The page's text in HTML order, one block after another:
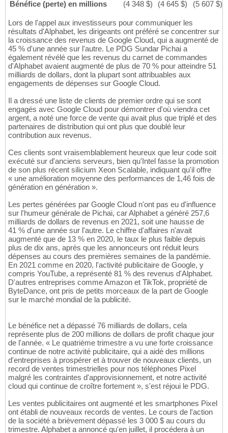
Bénéfice (perte) en millions
(4 348 $) (4 645 $) (5 607 $)
Lors de l'appel aux investisseurs pour communiquer les
résultats d'Alphabet, les dirigeants ont préféré se concentrer sur
la croissance des revenus de Google Cloud, qui a augmenté de
45 % d'une année sur l'autre. Le PDG Sundar Pichai a
également révélé que les revenus du carnet de commandes
d'Alphabet avaient augmenté de plus de 70 % pour atteindre 51
milliards de dollars, dont la plupart sont attribuables aux
engagements de dépenses sur Google Cloud.
Il a dressé une liste de clients de premier ordre qui se sont
engagés avec Google Cloud pour démontrer d'où viendra cet
argent, a noté une force de vente qui avait plus que triplé et des
partenaires de distribution qui ont plus que doublé leur
contribution aux revenus.
Ces clients sont vraisemblablement heureux que leur code soit
exécuté sur d'anciens serveurs, bien qu'Intel fasse la promotion
de son plus récent silicium Xeon Scalable, indiquant qu'il offre
« une amélioration moyenne des performances de 1,46 fois de
génération en génération ».
Les pertes générées par Google Cloud n'ont pas eu d'influence
sur l'humeur générale de Pichai, car Alphabet a généré 257,6
milliards de dollars de revenus en 2021, soit une hausse de
41 % d'une année sur l'autre. Le chiffre d'affaires n'avait
augmenté que de 13 % en 2020, le taux le plus faible depuis
plus de dix ans, après que les annonceurs ont réduit leurs
dépenses au cours des premières semaines de la pandémie.
En 2021 comme en 2020, l'activité publicitaire de Google, y
compris YouTube, a représenté 81 % des revenus d'Alphabet.
D'autres entreprises comme Amazon et TikTok, propriété de
ByteDance, ont pris de petits morceaux de la part de Google
sur le marché mondial de la publicité.
Le bénéfice net a dépassé 76 milliards de dollars, cela
représente plus de 200 millions de dollars de profit chaque jour
de l'année. « Le quatrième trimestre a vu une forte croissance
continue de notre activité publicitaire, qui a aidé des millions
d'entreprises à prospérer et à trouver de nouveaux clients, un
record de ventes trimestrielles pour nos téléphones Pixel
malgré les contraintes d'approvisionnement, et notre activité
cloud qui continue de croître fortement », s'est réjoui le PDG.
Les ventes publicitaires ont augmenté et les smartphones Pixel
ont établi de nouveaux records de ventes. Le cours de l'action
de la société a brièvement dépassé les 3 000 $ au cours du
trimestre. Alphabet a annoncé qu'en juillet, il procédera à un